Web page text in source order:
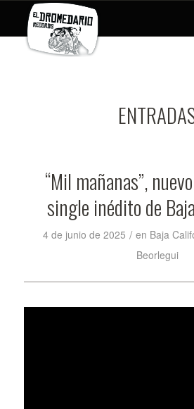
“Mil mañanas”,
single inédito de
4 de junio de 2025 / en Baja
Beorlegui